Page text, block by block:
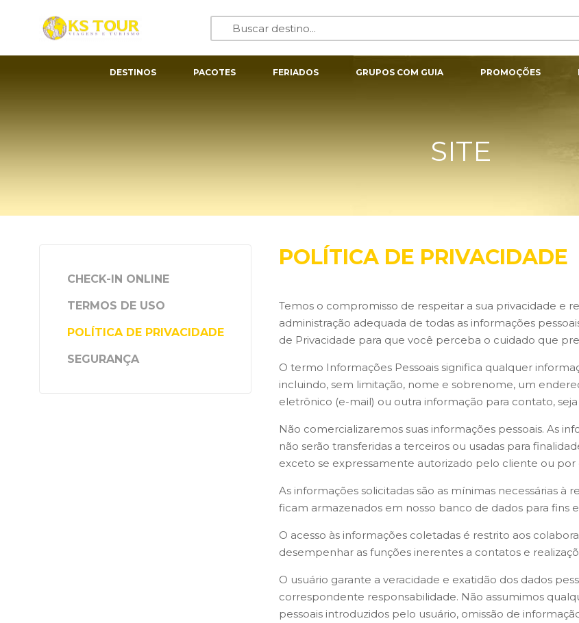
DESTINOS PACOTES FERIADOS GRUPOS COM GUIA PROMOÇÕES
SITE
CHECK-IN ONLINE
TERMOS DE USO
POLÍTICA DE PRIVACIDADE
SEGURANÇA
POLÍTICA DE PRIVACIDADE
Temos o compromisso de respeitar a sua privacidade e
administração adequada de todas as informações
de Privacidade para que você perceba o cuidado que
O termo Informações Pessoais significa qualquer
incluindo, sem limitação, nome e sobrenome, um
eletrônico (e-mail) ou outra informação para contato,
Não comercializaremos suas informações pessoais. As
não serão transferidas a terceiros ou usadas para
exceto se expressamente autorizado pelo cliente ou por
As informações solicitadas são as mínimas necessárias
ficam armazenados em nosso banco de dados para fins
O acesso às informações coletadas é restrito aos
desempenhar as funções inerentes a contatos e
O usuário garante a veracidade e exatidão dos dados
correspondente responsabilidade. Não assumimos
pessoais introduzidos pelo usuário, omissão de